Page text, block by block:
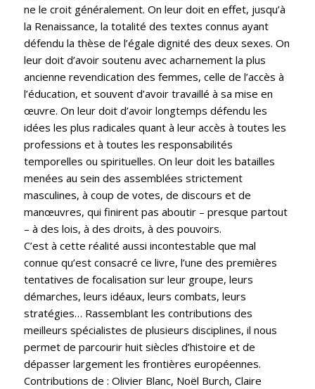
ne le croit généralement. On leur doit en effet, jusqu’à
la Renaissance, la totalité des textes connus ayant
défendu la thèse de l’égale dignité des deux sexes. On
leur doit d’avoir soutenu avec acharnement la plus
ancienne revendication des femmes, celle de l’accès à
l’éducation, et souvent d’avoir travaillé à sa mise en
œuvre. On leur doit d’avoir longtemps défendu les
idées les plus radicales quant à leur accès à toutes les
professions et à toutes les responsabilités
temporelles ou spirituelles. On leur doit les batailles
menées au sein des assemblées strictement
masculines, à coup de votes, de discours et de
manœuvres, qui finirent pas aboutir – presque partout
– à des lois, à des droits, à des pouvoirs.
C’est à cette réalité aussi incontestable que mal
connue qu’est consacré ce livre, l’une des premières
tentatives de focalisation sur leur groupe, leurs
démarches, leurs idéaux, leurs combats, leurs
stratégies… Rassemblant les contributions des
meilleurs spécialistes de plusieurs disciplines, il nous
permet de parcourir huit siècles d’histoire et de
dépasser largement les frontières européennes.
Contributions de : Olivier Blanc, Noël Burch, Claire